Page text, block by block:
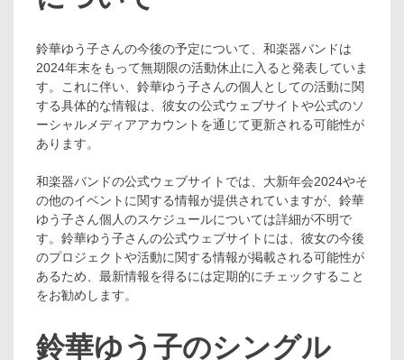
鈴華ゆう子さんの今後の予定について、和楽器バンドは
2024年末をもって無期限の活動休止に入ると発表していま
す。これに伴い、鈴華ゆう子さんの個人としての活動に関
する具体的な情報は、彼女の公式ウェブサイトや公式のソ
ーシャルメディアアカウントを通じて更新される可能性が
あります。
和楽器バンドの公式ウェブサイトでは、大新年会2024やそ
の他のイベントに関する情報が提供されていますが、鈴華
ゆう子さん個人のスケジュールについては詳細が不明で
す。鈴華ゆう子さんの公式ウェブサイトには、彼女の今後
のプロジェクトや活動に関する情報が掲載される可能性が
あるため、最新情報を得るには定期的にチェックすること
をお勧めします​​​​。
鈴華ゆう子のシングル